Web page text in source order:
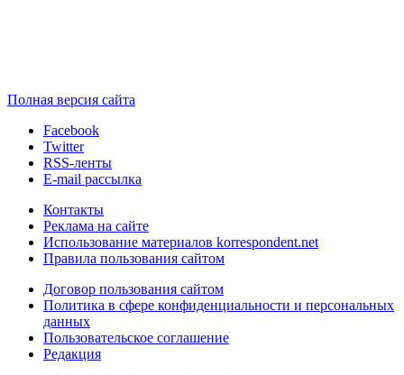
Полная версия сайта
Facebook
Twitter
RSS-ленты
E-mail рассылка
Контакты
Реклама на сайте
Использование материалов korrespondent.net
Правила пользования сайтом
Договор пользования сайтом
Политика в сфере конфиденциальности и персональных
данных
Пользовательское соглашение
Редакция